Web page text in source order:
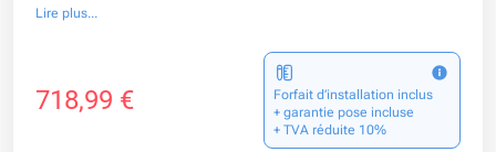
Lire plus...
718,99 €
Forfait d’installation inclus
+ garantie pose incluse
+ TVA réduite 10%